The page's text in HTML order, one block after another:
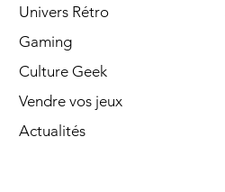
Univers Rétro
Gaming
Culture Geek
Vendre vos jeux
Actualités